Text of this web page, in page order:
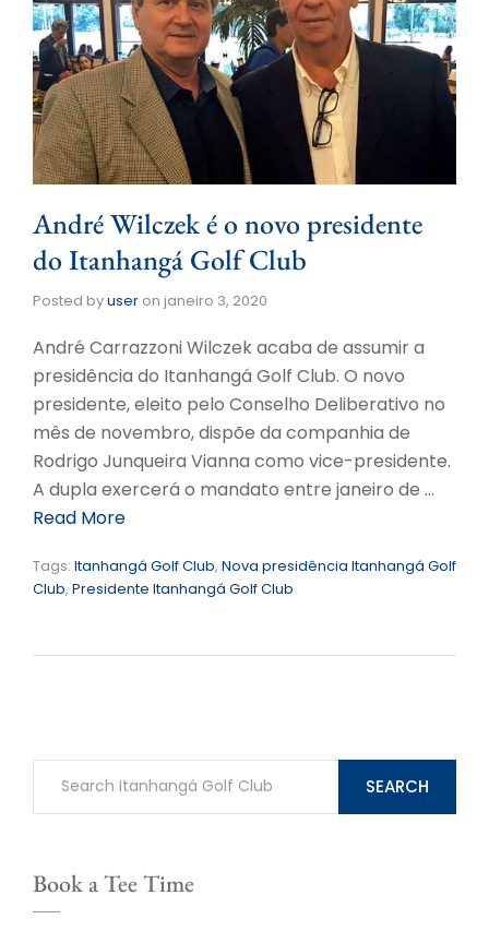
André Wilczek é o novo presidente
do Itanhangá Golf Club
Posted byuser on janeiro 3, 2020
André Carrazzoni Wilczek acaba de assumir a
presidência do Itanhangá Golf Club. O novo
presidente, eleito pelo Conselho Deliberativo no
mês de novembro, dispõe da companhia de
Rodrigo Junqueira Vianna como vice-presidente.
A dupla exercerá o mandato entre janeiro de …
Read More
Tags: Itanhangá Golf Club, Nova presidência Itanhangá Golf
Club, Presidente Itanhangá Golf Club
SEARCH
Book a Tee Time